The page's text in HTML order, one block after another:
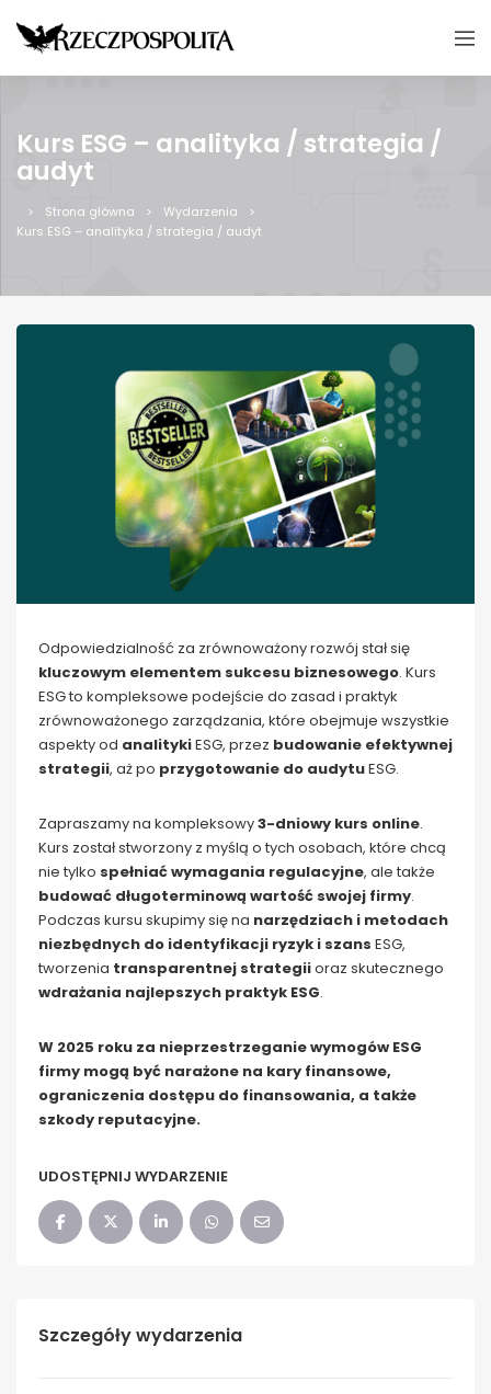
Kurs ESG – analityka / strategia /
audyt
Strona główna
Wydarzenia
Kurs ESG – analityka / strategia / audyt
Odpowiedzialność za zrównoważony rozwój stał się
kluczowym elementem sukcesu biznesowego. Kurs
ESG to kompleksowe podejście do zasad i praktyk
zrównoważonego zarządzania, które obejmuje wszystkie
aspekty od analitykiESG, przez budowanie efektywnej
strategii, aż po przygotowanie do audytuESG.
Zapraszamy na kompleksowy3-dniowy kurs online.
Kurs został stworzony z myślą o tych osobach, które chcą
nie tylko spełniać wymagania regulacyjne, ale także
budować długoterminową wartość swojej firmy.
Podczas kursu skupimy się na narzędziach i metodach
niezbędnych do identyfikacji ryzyk i szans ESG,
tworzenia transparentnej strategiioraz skutecznego
wdrażania najlepszych praktyk ESG.
W 2025 roku za nieprzestrzeganie wymogów ESG
firmy mogą być narażone na kary finansowe,
ograniczenia dostępu do finansowania, a także
szkody reputacyjne.
UDOSTĘPNIJ WYDARZENIE
Szczegóły wydarzenia